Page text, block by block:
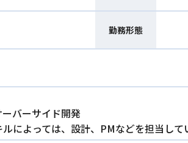
勤務形態
バーサイド開発
によっては、設計、PMなどを担当して